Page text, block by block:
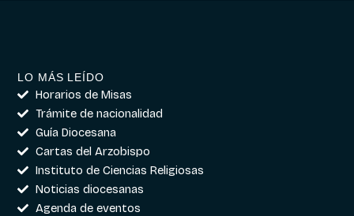
LO MÁS LEÍDO
Horarios de Misas
Trámite de nacionalidad
Guía Diocesana
Cartas del Arzobispo
Instituto de Ciencias Religiosas
Noticias diocesanas
Agenda de eventos